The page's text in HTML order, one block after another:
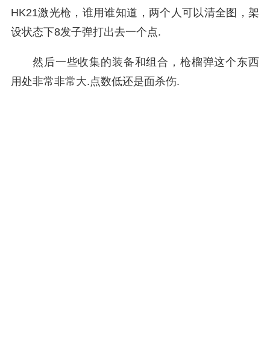
HK21激光枪，谁用谁知道，两个人可以清全图，架
设状态下8发子弹打出去一个点.
然后一些收集的装备和组合，枪榴弹这个东西
用处非常非常大.点数低还是面杀伤.